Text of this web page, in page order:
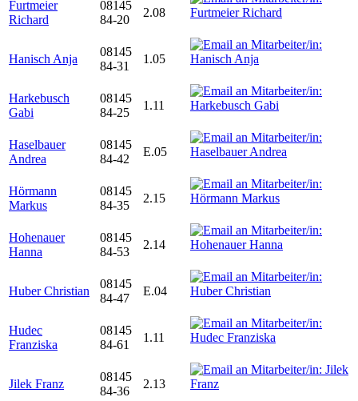
Furtmeier
Richard
08145
84-20
2.08
Hanisch Anja
08145
84-31
1.05
Harkebusch
Gabi
08145
84-25
1.11
Haselbauer
Andrea
08145
84-42
E.05
Hörmann
Markus
08145
84-35
2.15
Hohenauer
Hanna
08145
84-53
2.14
Huber Christian
08145
84-47
E.04
Hudec
Franziska
08145
84-61
1.11
Jilek Franz
08145
84-36
2.13